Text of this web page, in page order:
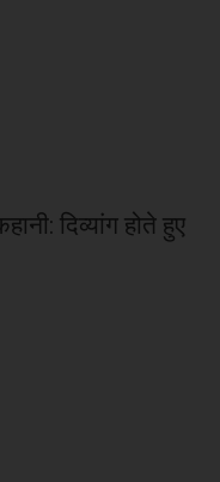
दिव्यांग होते हुए